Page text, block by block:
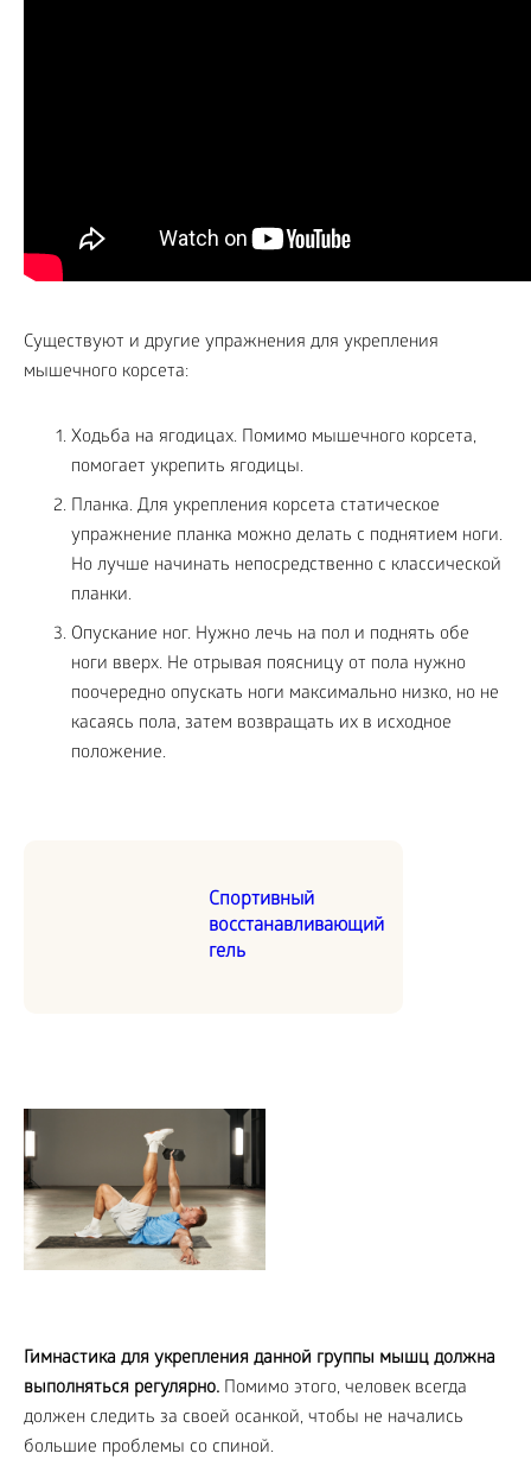
Существуют и другие упражнения для укрепления
мышечного корсета:
Ходьба на ягодицах. Помимо мышечного корсета,
помогает укрепить ягодицы.
Планка. Для укрепления корсета статическое
упражнение планка можно делать с поднятием ноги.
Но лучше начинать непосредственно с классической
планки.
Опускание ног. Нужно лечь на пол и поднять обе
ноги вверх. Не отрывая поясницу от пола нужно
поочередно опускать ноги максимально низко, но не
касаясь пола, затем возвращать их в исходное
положение.
Спортивный
восстанавливающий
гель
Гимнастика для укрепления данной группы мышц должна
выполняться регулярно. Помимо этого, человек всегда
должен следить за своей осанкой, чтобы не начались
большие проблемы со спиной.